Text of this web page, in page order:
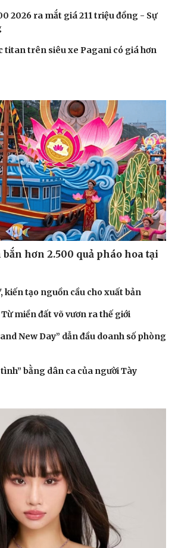
Giải trí
Nghệ sĩ
Thời trang
Sao Việt
2026 ra mắt giá 211 triệu đồng - Sự
titan trên siêu xe Pagani có giá hơn
hơn 2.500 quả pháo hoa tại
kiến tạo nguồn cầu cho xuất bản
miền đất võ vươn ra thế giới
New Day” dẫn đầu doanh số phòng
bằng dân ca của người Tày